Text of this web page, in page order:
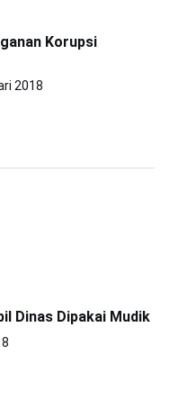
Korupsi
2018
Dinas Dipakai Mudik